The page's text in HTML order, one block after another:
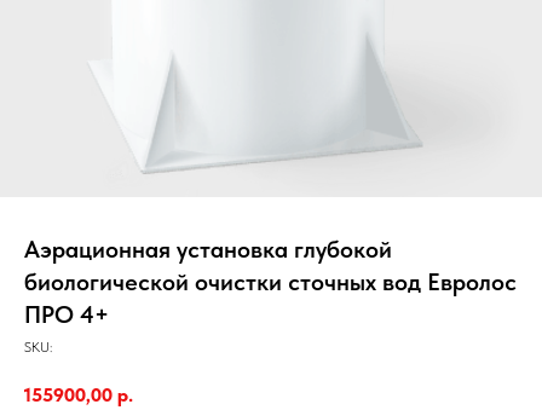
Аэрационная установка глубокой
биологической очистки сточных вод Евролос
ПРО 4+
SKU:
155900,00 р.